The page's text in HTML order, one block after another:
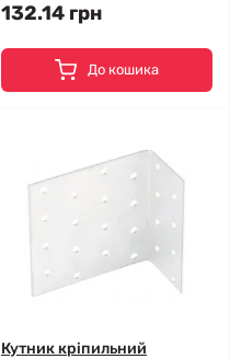
132.14 грн
До кошика
Кутник кріпильний